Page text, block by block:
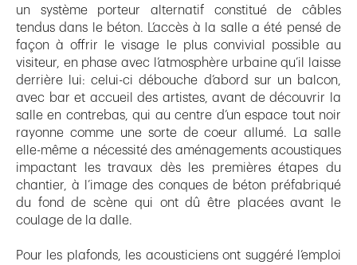
un système porteur alternatif constitué de câbles
tendus dans le béton. L’accès à la salle a été pensé de
façon à offrir le visage le plus convivial possible au
visiteur, en phase avec l’atmosphère urbaine qu’il laisse
derrière lui: celui-ci débouche d’abord sur un balcon,
avec bar et accueil des artistes, avant de découvrir la
salle en contrebas, qui au centre d’un espace tout noir
rayonne comme une sorte de coeur allumé. La salle
elle-même a nécessité des aménagements acoustiques
impactant les travaux dès les premières étapes du
chantier, à l’image des conques de béton préfabriqué
du fond de scène qui ont dû être placées avant le
coulage de la dalle.
Pour les plafonds, les acousticiens ont suggéré l’emploi